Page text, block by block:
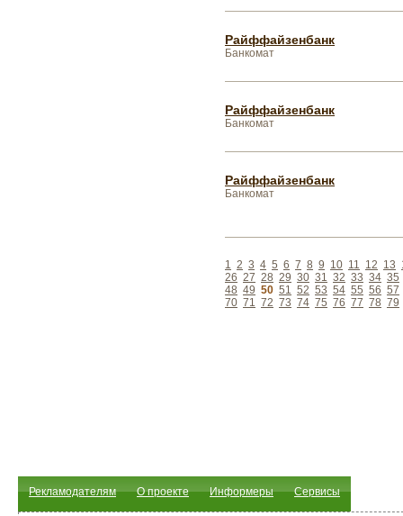
Райффайзенбанк
Банкомат
Райффайзенбанк
Банкомат
Райффайзенбанк
Банкомат
1 2 3 4 5 6 7 8 9 10 11 12 13
26 27 28 29 30 31 32 33 34 35
48 49 50 51 52 53 54 55 56 57
70 71 72 73 74 75 76 77 78 79
Рекламодателям О проекте Информеры Сервисы